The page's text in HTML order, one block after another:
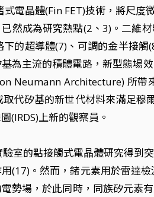
式電晶體(Fin FET)技術，將尺
然成為研究熱點(2、3)。二維
的超導體(7)、可調的金半接
為主流的積體電路，新型態場
Neumann Architecture) 所
取代矽基的新世代材料來滿足
(IRDS)上新的觀察員。
室的點接觸式電晶體研究得到
(17)。然而，鍺元素用於雷達
勢場，於此同時，同族矽元素